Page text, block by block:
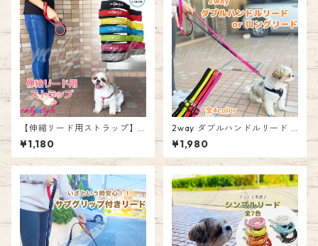
【伸縮リード用ストラップ】
フリーハンドストラップ すっ
ぽ抜け防止 サイズ調節可能 柔
らか 痛くなりにくい 痛くない
用 散歩 犬 犬用 両手が使える
フリーハンド 係留 エミリース
タイル emilystyle
¥1,180
2way ダブルハンドルリード o
r ロングリード 小型犬 中型犬
大型犬 犬 ペット 引っ張り癖
リード ダブルハンドル ロング
ーダーウォーク エミリースタ
イル emilystyle
¥1,980